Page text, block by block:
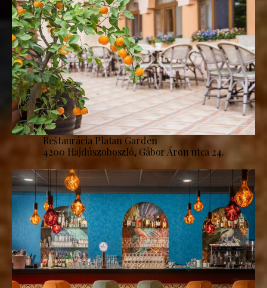
Reštaurácia Platan Garden
4200 Hajdúszoboszló, Gábor Áron utca 24.